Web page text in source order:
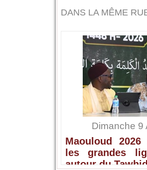
DANS LA MÊME
Dimanche 9
Maouloud
les grandes
autour du Tawhid